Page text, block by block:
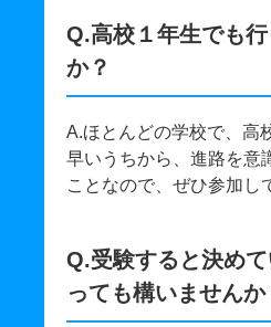
Q.高校１年生でも
か？
A.ほとんどの学校で、高
早いうちから、進路を意
ことなので、ぜひ参加し
Q.受験すると決め
っても構いませんか